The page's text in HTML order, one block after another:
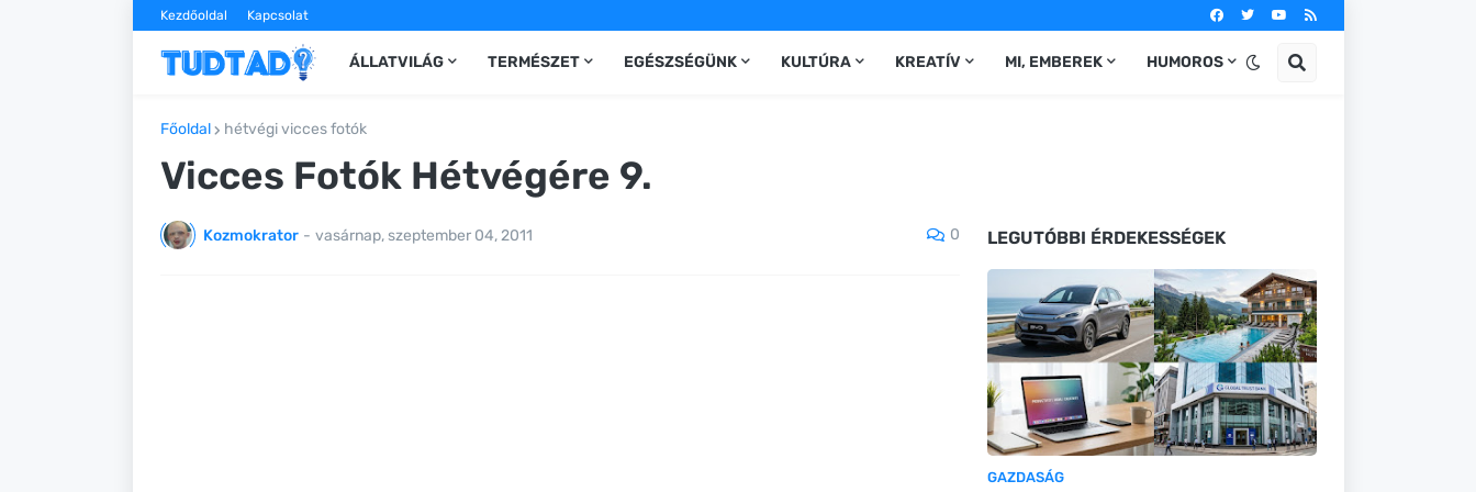
Kezdőoldal Kapcsolat
ÁLLATVILÁG TERMÉSZET EGÉSZSÉGÜNK KULTÚRA KREATÍV MI, EMBEREK HUMOROS
Főoldal hétvégi vicces fotók
Vicces Fotók Hétvégére 9.
Kozmokrator - vasárnap, szeptember 04, 2011 0 LEGUTÓBBI ÉRDEKESSÉGEK
GAZDASÁG